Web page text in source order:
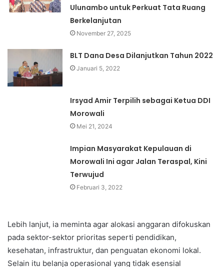
Ulunambo untuk Perkuat Tata Ruang
Berkelanjutan
November 27, 2025
BLT Dana Desa Dilanjutkan Tahun 2022
Januari 5, 2022
Irsyad Amir Terpilih sebagai Ketua DDI
Morowali
Mei 21, 2024
Impian Masyarakat Kepulauan di
Morowali Ini agar Jalan Teraspal, Kini
Terwujud
Februari 3, 2022
Lebih lanjut, ia meminta agar alokasi anggaran difokuskan
pada sektor-sektor prioritas seperti pendidikan,
kesehatan, infrastruktur, dan penguatan ekonomi lokal.
Selain itu belanja operasional yang tidak esensial